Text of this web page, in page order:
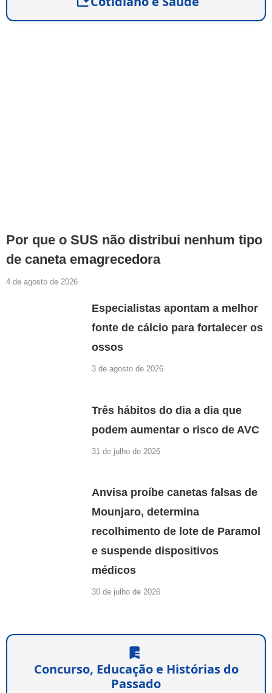
Por que o SUS não distribui nenhum tipo
de caneta emagrecedora
4 de agosto de 2026
Especialistas apontam a melhor
fonte de cálcio para fortalecer os
ossos
3 de agosto de 2026
Três hábitos do dia a dia que
podem aumentar o risco de AVC
31 de julho de 2026
Anvisa proíbe canetas falsas de
Mounjaro, determina
recolhimento de lote de Paramol
e suspende dispositivos
médicos
30 de julho de 2026
Concurso, Educação e Histórias do
Passado